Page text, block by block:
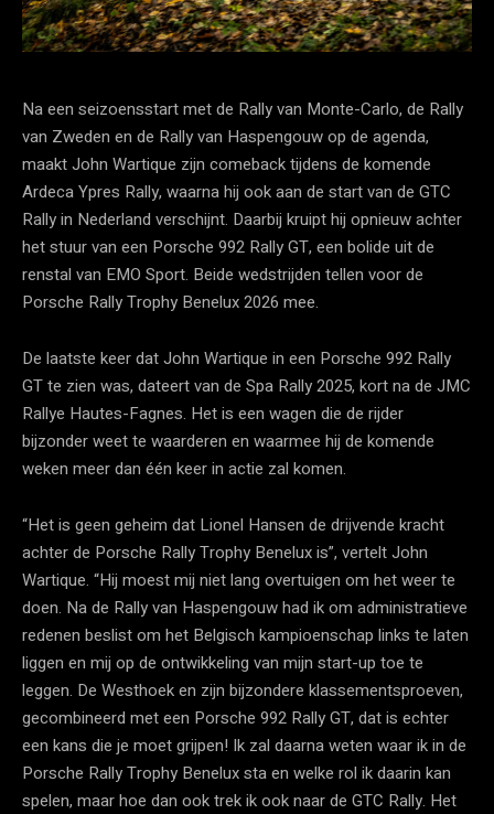
Na een seizoensstart met de Rally van Monte-Carlo, de Rally
van Zweden en de Rally van Haspengouw op de agenda,
maakt John Wartique zijn comeback tijdens de komende
Ardeca Ypres Rally, waarna hij ook aan de start van de GTC
Rally in Nederland verschijnt. Daarbij kruipt hij opnieuw achter
het stuur van een Porsche 992 Rally GT, een bolide uit de
renstal van EMO Sport. Beide wedstrijden tellen voor de
Porsche Rally Trophy Benelux 2026 mee.
De laatste keer dat John Wartique in een Porsche 992 Rally
GT te zien was, dateert van de Spa Rally 2025, kort na de JMC
Rallye Hautes-Fagnes. Het is een wagen die de rijder
bijzonder weet te waarderen en waarmee hij de komende
weken meer dan één keer in actie zal komen.
“Het is geen geheim dat Lionel Hansen de drijvende kracht
achter de Porsche Rally Trophy Benelux is”, vertelt John
Wartique. “Hij moest mij niet lang overtuigen om het weer te
doen. Na de Rally van Haspengouw had ik om administratieve
redenen beslist om het Belgisch kampioenschap links te laten
liggen en mij op de ontwikkeling van mijn start-up toe te
leggen. De Westhoek en zijn bijzondere klassementsproeven,
gecombineerd met een Porsche 992 Rally GT, dat is echter
een kans die je moet grijpen! Ik zal daarna weten waar ik in de
Porsche Rally Trophy Benelux sta en welke rol ik daarin kan
spelen, maar hoe dan ook trek ik ook naar de GTC Rally. Het